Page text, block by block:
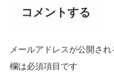
コメントする
メールアドレスが公開され
欄は必須項目です